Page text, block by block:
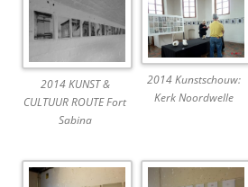
2014 KUNST &
CULTUUR ROUTE Fort
Sabina
2014 Kunstschouw:
Kerk Noordwelle